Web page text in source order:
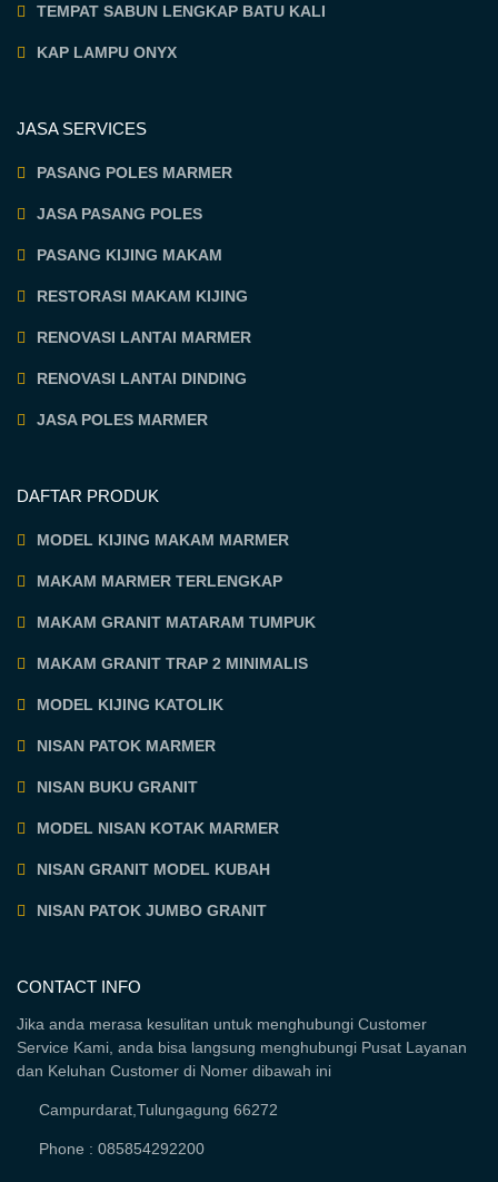
TEMPAT SABUN LENGKAP BATU KALI
KAP LAMPU ONYX
JASA SERVICES
PASANG POLES MARMER
JASA PASANG POLES
PASANG KIJING MAKAM
RESTORASI MAKAM KIJING
RENOVASI LANTAI MARMER
RENOVASI LANTAI DINDING
JASA POLES MARMER
DAFTAR PRODUK
MODEL KIJING MAKAM MARMER
MAKAM MARMER TERLENGKAP
MAKAM GRANIT MATARAM TUMPUK
MAKAM GRANIT TRAP 2 MINIMALIS
MODEL KIJING KATOLIK
NISAN PATOK MARMER
NISAN BUKU GRANIT
MODEL NISAN KOTAK MARMER
NISAN GRANIT MODEL KUBAH
NISAN PATOK JUMBO GRANIT
CONTACT INFO
Jika anda merasa kesulitan untuk menghubungi Customer
Service Kami, anda bisa langsung menghubungi Pusat Layanan
dan Keluhan Customer di Nomer dibawah ini
Campurdarat,Tulungagung 66272
Phone : 085854292200